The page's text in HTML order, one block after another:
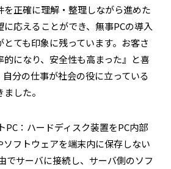
を正確に理解・整理しながら進めた
応えることができ、無事PCの導入
とても印象に残っています。お客さ
的になり、安全性も高まった』と喜
分の仕事が社会の役に立っている
した。
：ハードディスク装置をPC内部
ソフトウェアを端末内に保存しない
でサーバに接続し、サーバ側のソフ